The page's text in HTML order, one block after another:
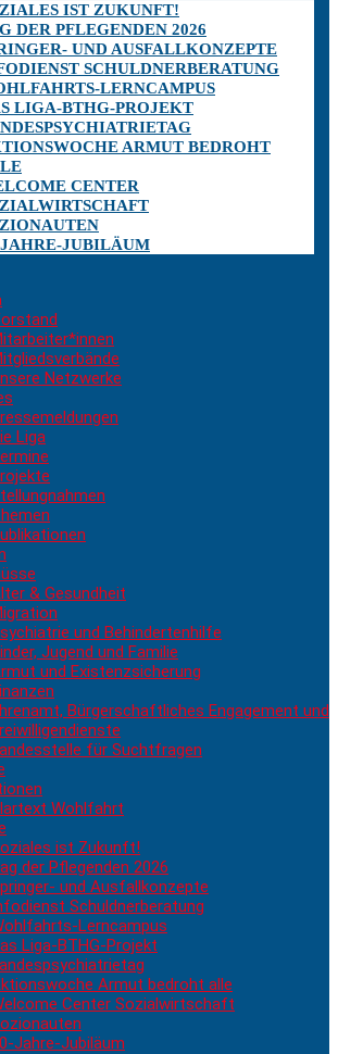
IST ZUKUNFT!
DER PFLEGENDEN 2026
UND AUSFALLKONZEPTE
SCHULDNERBERATUNG
LERNCAMPUS
LIGA-BTHG-PROJEKT
ARMUT BEDROHT
CENTER
JUBILÄUM
Netzwerke
Liga
& Gesundheit
und Behindertenhilfe
Jugend und Familie
und Existenzsicherung
Bürgerschaftliches Engagement und
für Suchtfragen
Wohlfahrt
ist Zukunft!
der Pflegenden 2026
und Ausfallkonzepte
Schuldnerberatung
Lerncampus
Liga-BTHG-Projekt
Armut bedroht alle
Center Sozialwirtschaft
Jahre-Jubiläum